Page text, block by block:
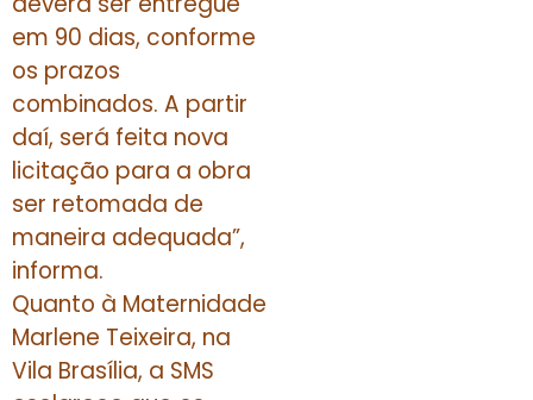
em 90 dias, conforme
os prazos
combinados. A partir
daí, será feita nova
licitação para a obra
ser retomada de
maneira adequada”,
informa.
Quanto à Maternidade
Marlene Teixeira, na
Vila Brasília, a SMS